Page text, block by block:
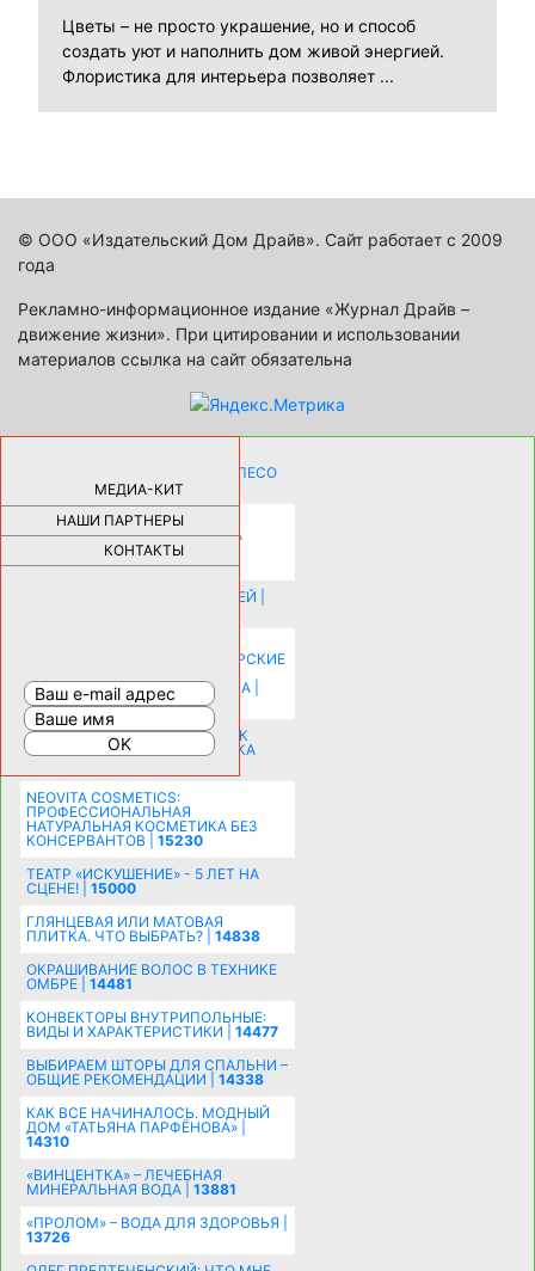
Цветы – не просто украшение, но и способ
создать уют и наполнить дом живой энергией.
Флористика для интерьера позволяет ...
© ООО «Издательский Дом Драйв». Сайт работает с 2009
года
Рекламно-информационное издание «Журнал Драйв –
движение жизни». При цитировании и использовании
материалов ссылка на сайт обязательна
МЕДИА-КИТ
НАШИ ПАРТНЕРЫ
КОНТАКТЫ
КАК ДЕВУШКЕ ПОМЕНЯТЬ КОЛЕСО
НА АВТОМОБИЛЕ |69185
НОВЫЕ РАЗРАБОТКИ ДЛЯ
ОЗДОРОВЛЕНИЯ ОРГАНИЗМА
ПЛАТФОРМА ШУМАННА 3Д И
КАПСУЛА ЗДОРОВЬЯ |28291
ИСТОРИЯ НАКЛАДНЫХ НОГТЕЙ |
КОМНАТУ: ХИТРЫЕ ДИЗАЙНЕРСКИЕ
РАСШИРЕНИЯ ПРОСТРАНСТВА |
16202
СОБИРАЕМСЯ НА ПРАЗДНИК К
МОЛОДОЖЕНАМ: ПОДГОТОВКА
NEOVITA COSMETICS:
ПРОФЕССИОНАЛЬНАЯ
НАТУРАЛЬНАЯ КОСМЕТИКА БЕЗ
КОНСЕРВАНТОВ | 15230
ТЕАТР «ИСКУШЕНИЕ» - 5 ЛЕТ НА
СЦЕНЕ! | 15000
ГЛЯНЦЕВАЯ ИЛИ МАТОВАЯ
ПЛИТКА. ЧТО ВЫБРАТЬ? | 14838
ОКРАШИВАНИЕ ВОЛОС В ТЕХНИКЕ
ОМБРЕ | 14481
КОНВЕКТОРЫ ВНУТРИПОЛЬНЫЕ:
ВИДЫ И ХАРАКТЕРИСТИКИ | 14477
ВЫБИРАЕМ ШТОРЫ ДЛЯ СПАЛЬНИ –
ОБЩИЕ РЕКОМЕНДАЦИИ | 14338
КАК ВСЕ НАЧИНАЛОСЬ. МОДНЫЙ
ДОМ «ТАТЬЯНА ПАРФЁНОВА» |
14310
«ВИНЦЕНТКА» – ЛЕЧЕБНАЯ
МИНЕРАЛЬНАЯ ВОДА | 13881
«ПРОЛОМ» – ВОДА ДЛЯ ЗДОРОВЬЯ |
13726